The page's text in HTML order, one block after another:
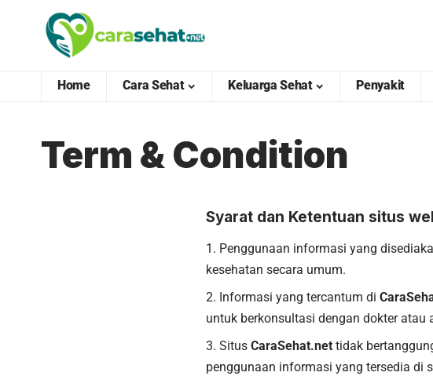
Home Cara Sehat Keluarga Sehat Penyakit
Term & Condition
Syarat dan Ketentuan situs
Penggunaan informasi yang
kesehatan secara umum.
Informasi yang tercantum di
untuk berkonsultasi dengan dokter
Situs CaraSehat.net tidak
penggunaan informasi yang tersedia di